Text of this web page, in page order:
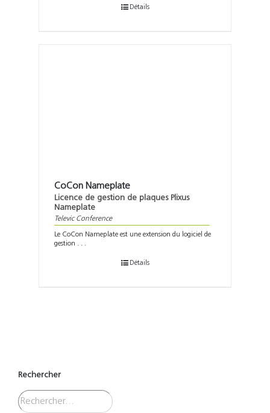
Détails
CoCon Nameplate
Licence de gestion de plaques Plixus
Nameplate
Televic Conference
Le CoCon Nameplate est une extension du logiciel de
gestion . . .
Détails
Rechercher